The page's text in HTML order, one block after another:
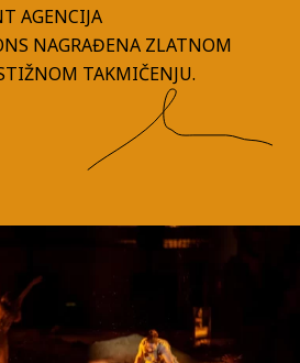
AGENCIJA
NAGRAĐENA ZLATNOM
TAKMIČENJU.